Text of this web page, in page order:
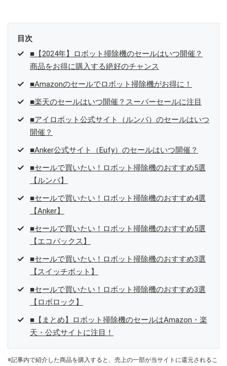
目次
■【2024年】ロボット掃除機のセールはいつ開催？
商品をお得に購入する絶好のチャンス
■Amazonのセールでロボット掃除機がお得に！
■楽天のセールはいつ開催？スーパーセールに注目
■アイロボット公式サイト（ルンバ）のセールはいつ
開催？
■Anker公式サイト（Eufy）のセールはいつ開催？
■セールで買いたい！ロボット掃除機のおすすめ5選
【ルンバ】
■セールで買いたい！ロボット掃除機のおすすめ4選
【Anker】
■セールで買いたい！ロボット掃除機のおすすめ5選
【エコバックス】
■セールで買いたい！ロボット掃除機のおすすめ3選
【スイッチボット】
■セールで買いたい！ロボット掃除機のおすすめ3選
【ロボロック】
■【まとめ】ロボット掃除機のセールはAmazon・楽
天・公式サイトに注目！
※記事内で紹介した商品を購入すると、売上の一部が当サイトに還元されるこ